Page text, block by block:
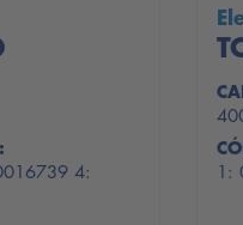
4:
1: